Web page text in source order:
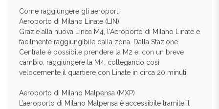
Come raggiungere gli aeroporti
Aeroporto di Milano Linate (LIN)
Grazie alla nuova Linea M4, l'Aeroporto di Milano Linate è
facilmente raggiungibile dalla zona. Dalla Stazione
Centrale è possibile prendere la M2 e, con un breve
cambio, raggiungere la M4, collegando così
velocemente il quartiere con Linate in circa 20 minuti.
Aeroporto di Milano Malpensa (MXP)
L’aeroporto di Milano Malpensa è accessibile tramite il